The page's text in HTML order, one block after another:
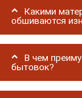
Какими
обшиваются
В чем
бытовок?